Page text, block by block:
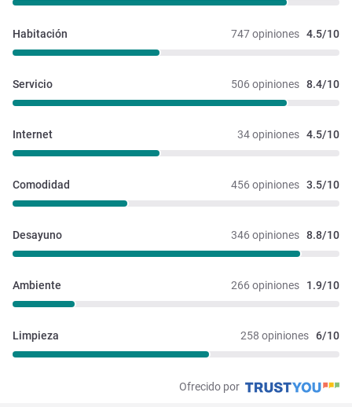
747 opiniones 4.5/10
Habitación
506 opiniones 8.4/10
Servicio
34 opiniones 4.5/10
Internet
456 opiniones 3.5/10
Comodidad
346 opiniones 8.8/10
Desayuno
266 opiniones 1.9/10
Ambiente
258 opiniones 6/10
Limpieza
Ofrecido por